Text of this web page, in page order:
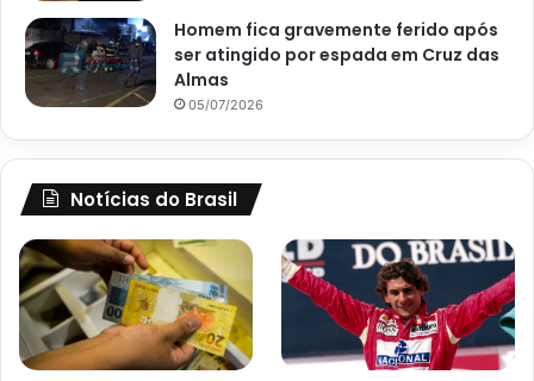
Homem fica gravemente ferido após
ser atingido por espada em Cruz das
Almas
05/07/2026
Notícias do Brasil